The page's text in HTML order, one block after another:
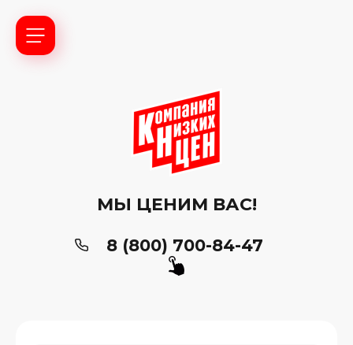
МЫ ЦЕНИМ ВАС!
8 (800) 700-84-47